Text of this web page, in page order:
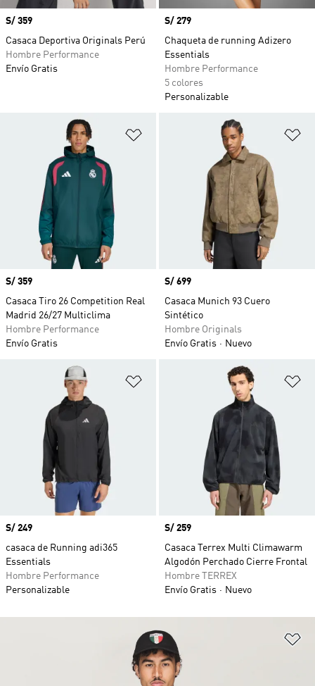
Precio
S/ 359
Casaca Deportiva Originals Perú
Hombre Performance
Envío Gratis
Precio
S/ 279
Chaqueta de running Adizero
Essentials
Hombre Performance
5 colores
Personalizable
Añadir a la lista de deseos
Precio
S/ 359
Casaca Tiro 26 Competition Real
Madrid 26/27 Multiclima
Hombre Performance
Envío Gratis
Precio
S/ 699
Casaca Munich 93 Cuero
Sintético
Hombre Originals
Envío Gratis
Nuevo
Añadir a la lista de deseos
Precio
S/ 249
casaca de Running adi365
Essentials
Hombre Performance
Personalizable
Precio
S/ 259
Casaca Terrex Multi Climawarm
Algodón Perchado Cierre Frontal
Hombre TERREX
Envío Gratis
Nuevo